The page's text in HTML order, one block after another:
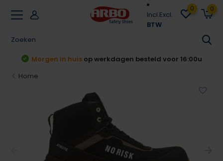
Incl.Excl.
BTW
0 0
Morgen in huis op werkdagen besteld voor 16:00u
Home